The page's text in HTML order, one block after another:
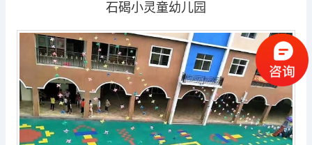
石碣小灵童幼儿园